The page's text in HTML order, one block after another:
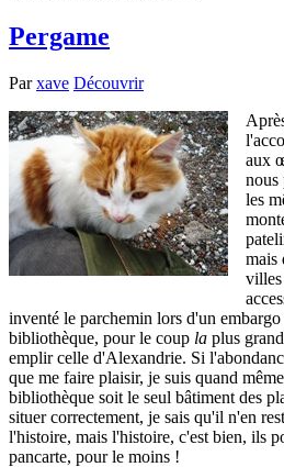
Pergame
Parxave Découvrir
aux
nous
les
mais
villes
inventé le parchemin lors d'un
bibliothèque, pour le coup la plus
emplir celle d'Alexandrie. Si
que me faire plaisir, je suis quand
bibliothèque soit le seul bâtiment des
situer correctement, je sais qu'il n'en
l'histoire, mais l'histoire, c'est bien, ils
pancarte, pour le moins !